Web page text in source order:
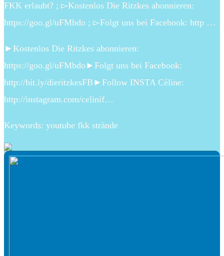
FKK erlaubt? ; ▻Kostenlos Die Ritzkes abonnieren:
https://goo.gl/uFMbdo ; ▻Folgt uns bei Facebook: http …
►Kostenlos Die Ritzkes abonnieren:
https://goo.gl/uFMbdo►Folgt uns bei Facebook:
http://bit.ly/dieritzkesFB►Follow INSTA Céline:
http://instagram.com/celinif…
Keywords: youtube fkk strände